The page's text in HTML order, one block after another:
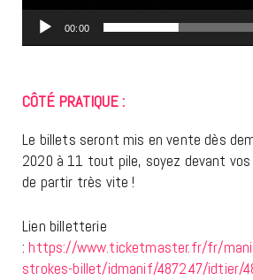
00:00
CÔTÉ PRATIQUE :
Le billets seront mis en vente dès
2020 à 11 tout pile, soyez devant
de partir très vite !
Lien billetterie
: https://www.ticketmaster.fr/fr/
strokes-billet/idmanif/487247/idtier/